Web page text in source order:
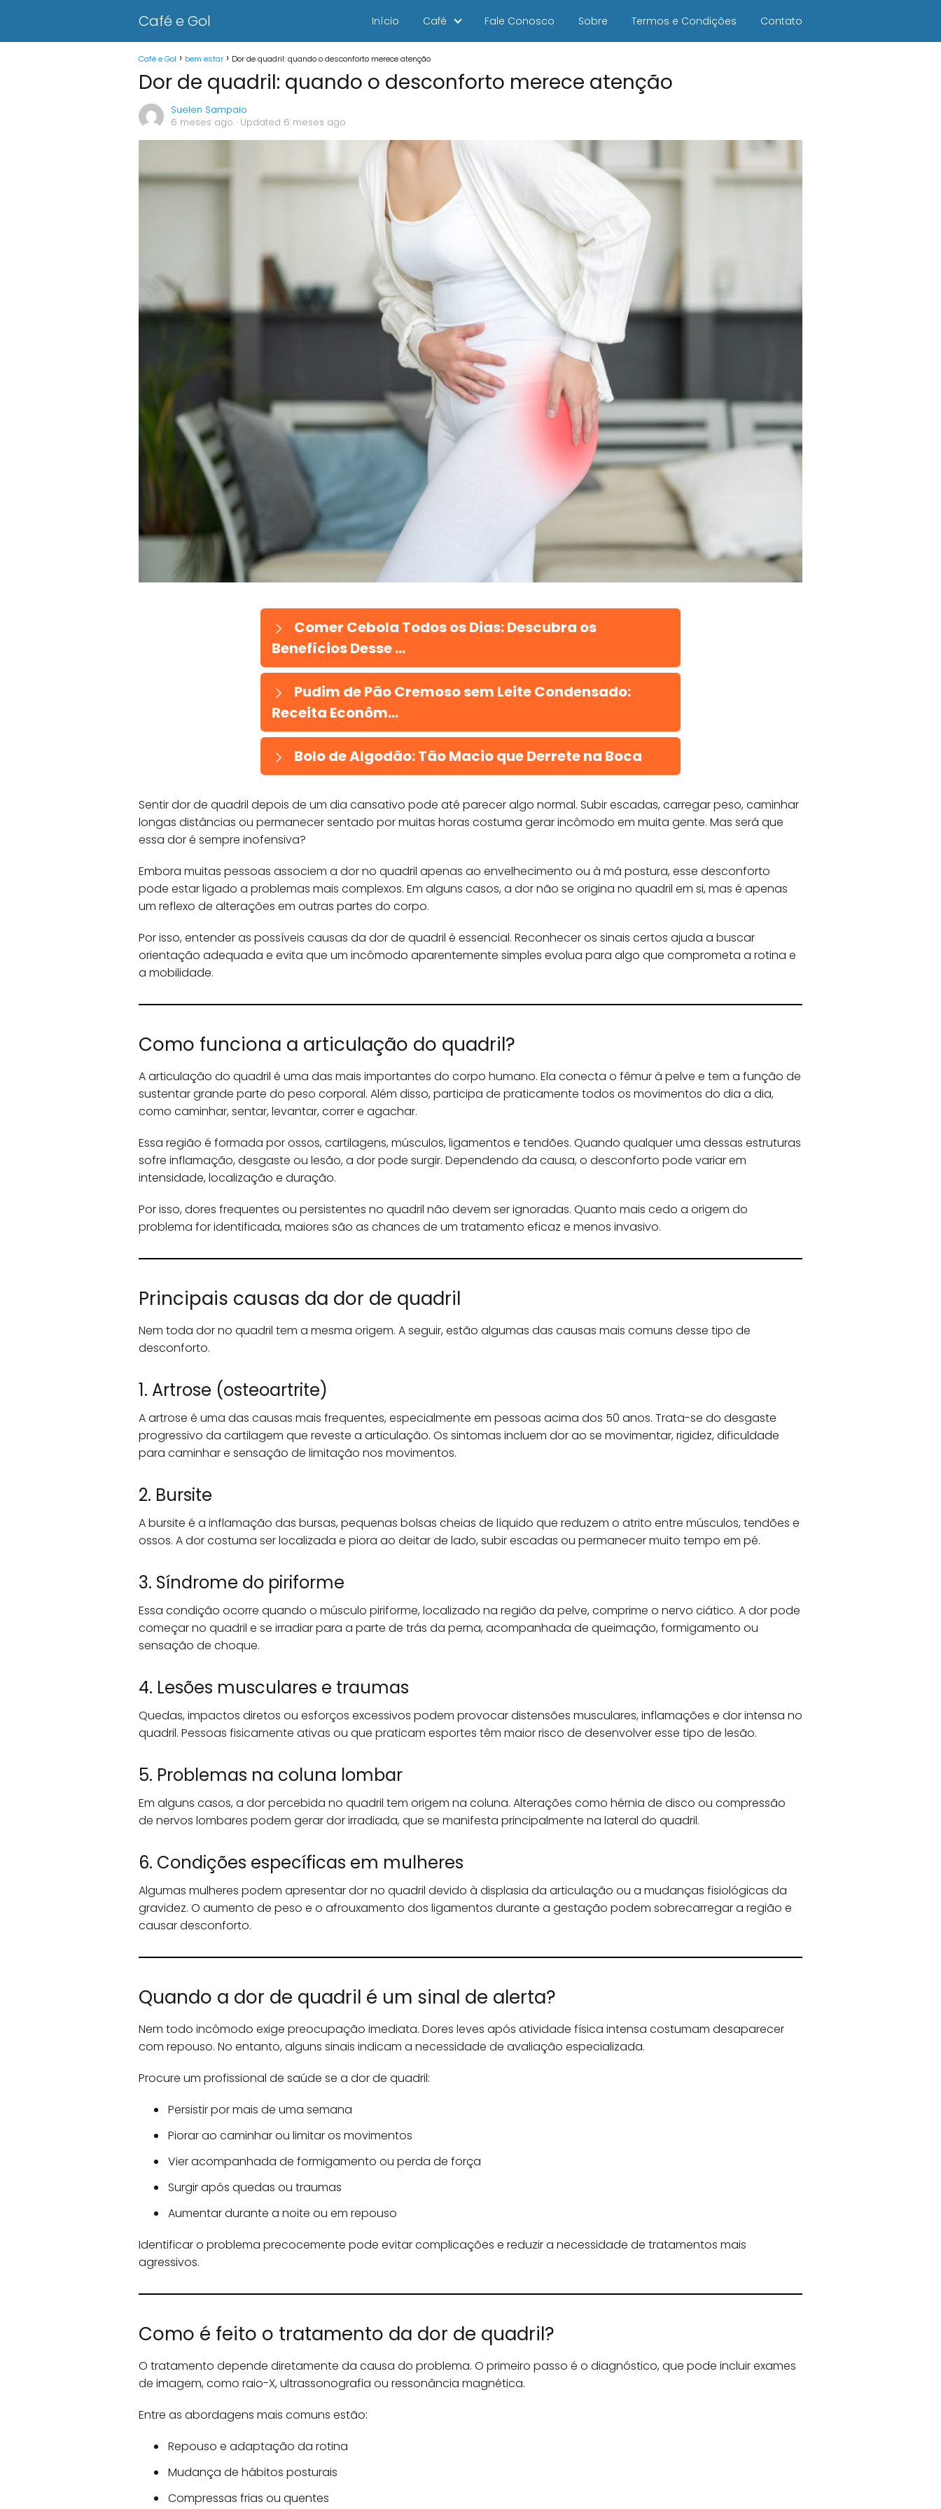
Café e Gol Início Café Fale Conosco Sobre Termos e Condições Contato
Café e Gol bem estar Dor de quadril: quando o desconforto merece atenção
Dor de quadril: quando o desconforto merece atenção
Suelen Sampaio
6 meses ago · Updated 6 meses ago
Comer Cebola Todos os Dias: Descubra os
Benefícios Desse ...
Pudim de Pão Cremoso sem Leite Condensado:
Receita Econôm...
Bolo de Algodão: Tão Macio que Derrete na Boca
Sentir dor de quadril depois de um dia cansativo pode até parecer algo normal. Subir escadas, carregar peso, caminhar
longas distâncias ou permanecer sentado por muitas horas costuma gerar incômodo em muita gente. Mas será que
essa dor é sempre inofensiva?
Embora muitas pessoas associem a dor no quadril apenas ao envelhecimento ou à má postura, esse desconforto
pode estar ligado a problemas mais complexos. Em alguns casos, a dor não se origina no quadril em si, mas é apenas
um reflexo de alterações em outras partes do corpo.
Por isso, entender as possíveis causas da dor de quadril é essencial. Reconhecer os sinais certos ajuda a buscar
orientação adequada e evita que um incômodo aparentemente simples evolua para algo que comprometa a rotina e
a mobilidade.
Como funciona a articulação do quadril?
A articulação do quadril é uma das mais importantes do corpo humano. Ela conecta o fêmur à pelve e tem a função de
sustentar grande parte do peso corporal. Além disso, participa de praticamente todos os movimentos do dia a dia,
como caminhar, sentar, levantar, correr e agachar.
Essa região é formada por ossos, cartilagens, músculos, ligamentos e tendões. Quando qualquer uma dessas estruturas
sofre inflamação, desgaste ou lesão, a dor pode surgir. Dependendo da causa, o desconforto pode variar em
intensidade, localização e duração.
Por isso, dores frequentes ou persistentes no quadril não devem ser ignoradas. Quanto mais cedo a origem do
problema for identificada, maiores são as chances de um tratamento eficaz e menos invasivo.
Principais causas da dor de quadril
Nem toda dor no quadril tem a mesma origem. A seguir, estão algumas das causas mais comuns desse tipo de
desconforto.
1. Artrose (osteoartrite)
A artrose é uma das causas mais frequentes, especialmente em pessoas acima dos 50 anos. Trata-se do desgaste
progressivo da cartilagem que reveste a articulação. Os sintomas incluem dor ao se movimentar, rigidez, dificuldade
para caminhar e sensação de limitação nos movimentos.
2. Bursite
A bursite é a inflamação das bursas, pequenas bolsas cheias de líquido que reduzem o atrito entre músculos, tendões e
ossos. A dor costuma ser localizada e piora ao deitar de lado, subir escadas ou permanecer muito tempo em pé.
3. Síndrome do piriforme
Essa condição ocorre quando o músculo piriforme, localizado na região da pelve, comprime o nervo ciático. A dor pode
começar no quadril e se irradiar para a parte de trás da perna, acompanhada de queimação, formigamento ou
sensação de choque.
4. Lesões musculares e traumas
Quedas, impactos diretos ou esforços excessivos podem provocar distensões musculares, inflamações e dor intensa no
quadril. Pessoas fisicamente ativas ou que praticam esportes têm maior risco de desenvolver esse tipo de lesão.
5. Problemas na coluna lombar
Em alguns casos, a dor percebida no quadril tem origem na coluna. Alterações como hérnia de disco ou compressão
de nervos lombares podem gerar dor irradiada, que se manifesta principalmente na lateral do quadril.
6. Condições específicas em mulheres
Algumas mulheres podem apresentar dor no quadril devido à displasia da articulação ou a mudanças fisiológicas da
gravidez. O aumento de peso e o afrouxamento dos ligamentos durante a gestação podem sobrecarregar a região e
causar desconforto.
Quando a dor de quadril é um sinal de alerta?
Nem todo incômodo exige preocupação imediata. Dores leves após atividade física intensa costumam desaparecer
com repouso. No entanto, alguns sinais indicam a necessidade de avaliação especializada.
Procure um profissional de saúde se a dor de quadril:
Persistir por mais de uma semana
Piorar ao caminhar ou limitar os movimentos
Vier acompanhada de formigamento ou perda de força
Surgir após quedas ou traumas
Aumentar durante a noite ou em repouso
Identificar o problema precocemente pode evitar complicações e reduzir a necessidade de tratamentos mais
agressivos.
Como é feito o tratamento da dor de quadril?
O tratamento depende diretamente da causa do problema. O primeiro passo é o diagnóstico, que pode incluir exames
de imagem, como raio-X, ultrassonografia ou ressonância magnética.
Entre as abordagens mais comuns estão:
Repouso e adaptação da rotina
Mudança de hábitos posturais
Compressas frias ou quentes